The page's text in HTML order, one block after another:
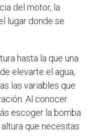
del motor, la
lugar donde se
hasta la que una
elevarte el agua,
las variables que
Al conocer
escoger la bomba
que necesitas